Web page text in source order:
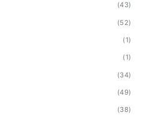
(43)
(52)
(1)
(1)
(34)
(49)
(38)